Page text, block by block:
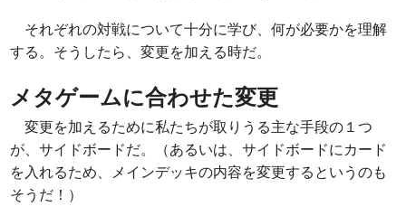
それぞれの対戦について十分に学び、何が必要かを理解
する。そうしたら、変更を加える時だ。
メタゲームに合わせた変更
変更を加えるために私たちが取りうる主な手段の１つ
が、サイドボードだ。（あるいは、サイドボードにカード
を入れるため、メインデッキの内容を変更するというのも
そうだ！）